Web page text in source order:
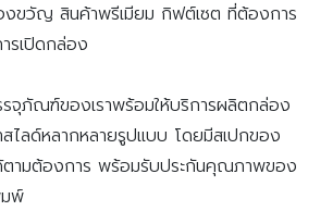
งขวัญ สินค้าพรีเมียม กิฟต์เซต ที่ต้องการ
รเปิดกล่อง
จุภัณฑ์ของเราพร้อมให้บริการผลิตกล่อง
ลด์หลากหลายรูปแบบ โดยมีสเปกของ
ตามต้องการ พร้อมรับประกันคุณภาพของ
มพ์